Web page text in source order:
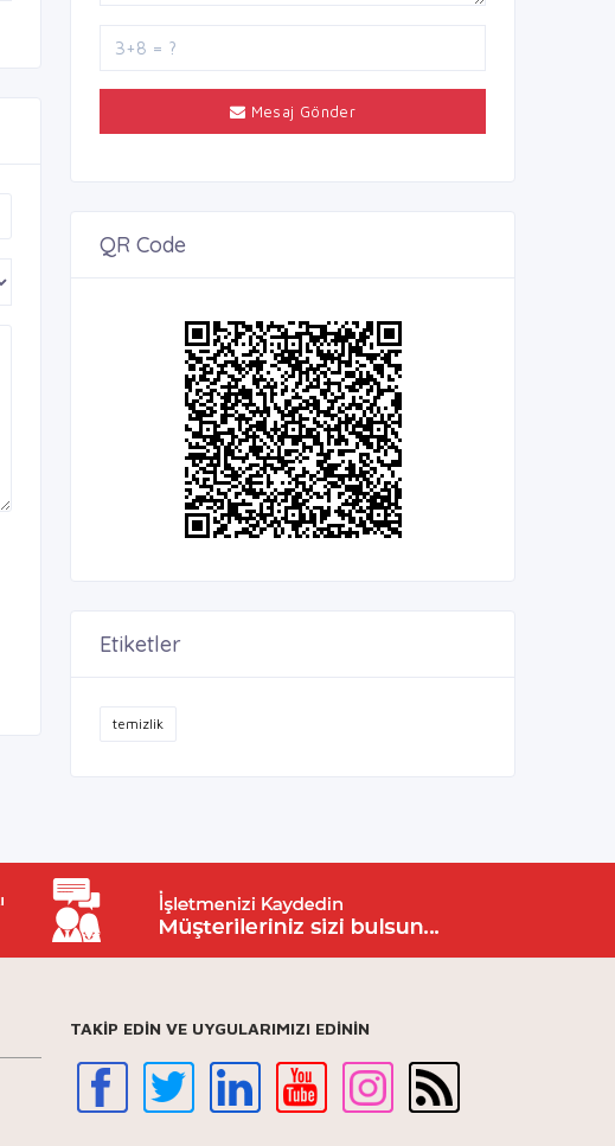
Mesaj Gönder
QR Code
Etiketler
temizlik
TAKİP EDİN VE UYGULARIMIZI EDİNİN